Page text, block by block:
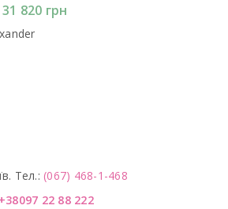
31 820 грн
Тел.: (067) 468-1-468
+38097 22 88 222